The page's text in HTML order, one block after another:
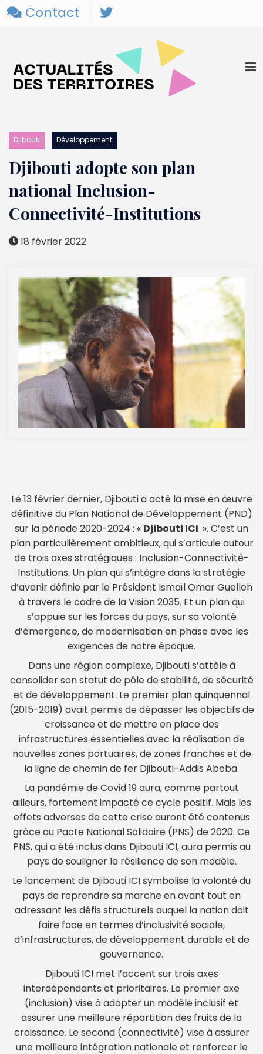
Contact
Djibouti Développement
Djibouti adopte son plan
national Inclusion-
Connectivité-Institutions
18 février 2022
Le 13 février dernier, Djibouti a acté la mise en œuvre
définitive du Plan National de Développement (PND)
sur la période 2020-2024 : « Djibouti ICI ». C’est un
plan particulièrement ambitieux, qui s’articule autour
de trois axes stratégiques : Inclusion-Connectivité-
Institutions. Un plan qui s’intègre dans la stratégie
d’avenir définie par le Président Ismaïl Omar Guelleh
à travers le cadre de la Vision 2035. Et un plan qui
s’appuie sur les forces du pays, sur sa volonté
d’émergence, de modernisation en phase avec les
exigences de notre époque.
Dans une région complexe, Djibouti s’attèle à
consolider son statut de pôle de stabilité, de sécurité
et de développement. Le premier plan quinquennal
(2015-2019) avait permis de dépasser les objectifs de
croissance et de mettre en place des
infrastructures essentielles avec la réalisation de
nouvelles zones portuaires, de zones franches et de
la ligne de chemin de fer Djibouti-Addis Abeba.
La pandémie de Covid 19 aura, comme partout
ailleurs, fortement impacté ce cycle positif. Mais les
effets adverses de cette crise auront été contenus
grâce au Pacte National Solidaire (PNS) de 2020. Ce
PNS, qui a été inclus dans Djibouti ICI, aura permis au
pays de souligner la résilience de son modèle.
Le lancement de Djibouti ICI symbolise la volonté du
pays de reprendre sa marche en avant tout en
adressant les défis structurels auquel la nation doit
faire face en termes d’inclusivité sociale,
d’infrastructures, de développement durable et de
gouvernance.
Djibouti ICI met l’accent sur trois axes
interdépendants et prioritaires. Le premier axe
(inclusion) vise à adopter un modèle inclusif et
assurer une meilleure répartition des fruits de la
croissance. Le second (connectivité) vise à assurer
une meilleure intégration nationale et renforcer le